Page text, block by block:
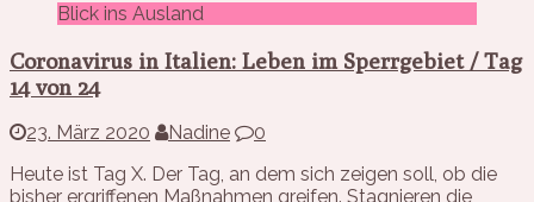
Blick ins Ausland
Coronavirus in Italien: Leben im Sperrgebiet / Tag
14 von 24
23. März 2020 Nadine
0
Heute ist Tag X. Der Tag, an dem sich zeigen soll, ob die
bisher ergriffenen Maßnahmen greifen. Stagnieren die